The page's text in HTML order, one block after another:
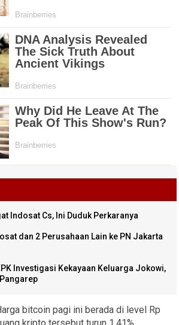
Indosat Cs, Ini Duduk Perkaranya
dan 2 Perusahaan Lain ke PN Jakarta
Investigasi Kekayaan Keluarga Jokowi,
bitcoin pagi ini berada di level Rp